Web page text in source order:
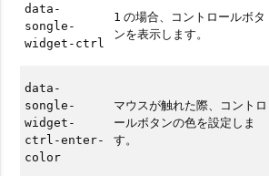
data-
songle-
widget-ctrl
1 の場合、コントロールボタ
ンを表示します。
data-
songle-
widget-
ctrl-enter-
color
マウスが触れた際、コントロ
ールボタンの色を設定しま
す。